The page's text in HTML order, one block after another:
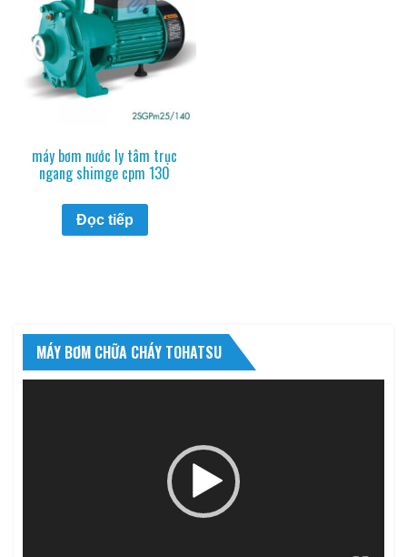
máy bơm nước ly tâm trục
ngang shimge cpm 130
Đọc tiếp
MÁY BƠM CHỮA CHÁY TOHATSU